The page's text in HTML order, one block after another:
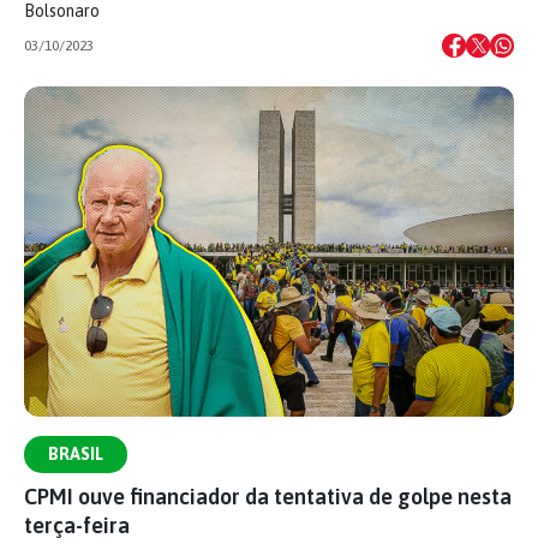
Bolsonaro
03/10/2023
BRASIL
CPMI ouve financiador da tentativa de golpe nesta
terça-feira